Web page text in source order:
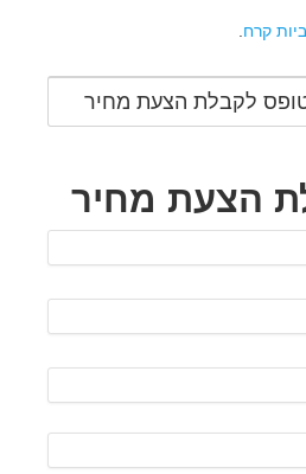
קרח.
לקבלת הצעת מחיר
הצעת מחיר